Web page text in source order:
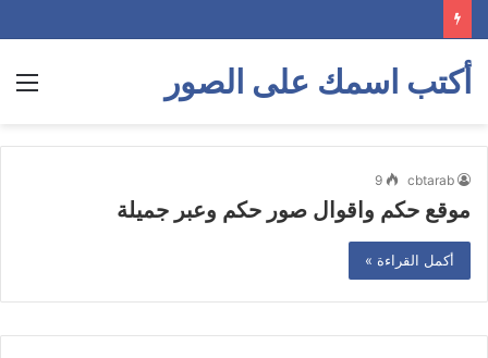
أكتب اسمك على الصور
cbtarab
9
موقع حكم واقوال صور حكم وعبر جميلة
أكمل القراءة »